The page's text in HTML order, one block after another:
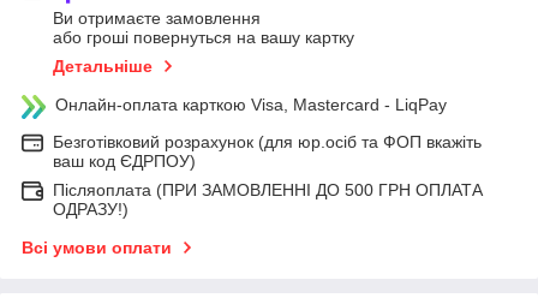
Ви отримаєте замовлення
або гроші повернуться на вашу картку
Детальніше
Онлайн-оплата карткою Visa, Mastercard - LiqPay
Безготівковий розрахунок (для юр.осіб та ФОП вкажіть
ваш код ЄДРПОУ)
Післяоплата (ПРИ ЗАМОВЛЕННІ ДО 500 ГРН ОПЛАТА
ОДРАЗУ!)
Всі умови оплати